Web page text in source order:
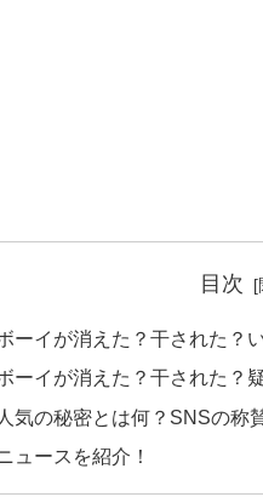
目次
ーイが消えた？干された？
ーイが消えた？干された？
気の秘密とは何？SNSの称
ュースを紹介！